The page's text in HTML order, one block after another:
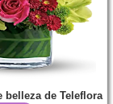
belleza de Teleflora